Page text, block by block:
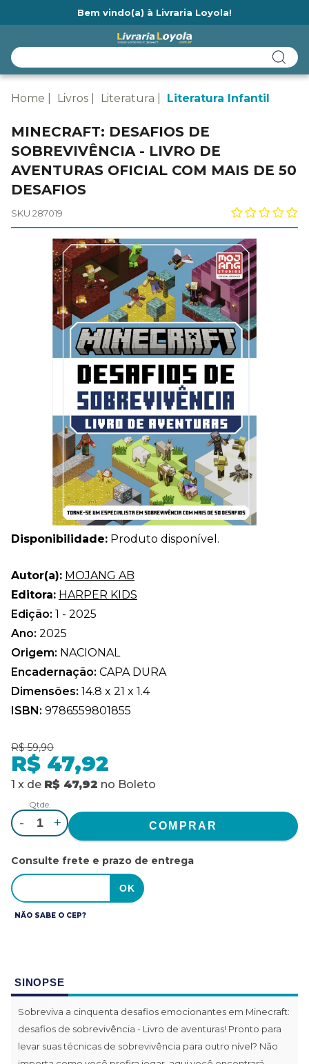
Bem vindo(a) à Livraria Loyola!
Home Livros Literatura Literatura Infantil
MINECRAFT: DESAFIOS DE
SOBREVIVÊNCIA - LIVRO DE
AVENTURAS OFICIAL COM MAIS DE 50
DESAFIOS
SKU 287019
Disponibilidade: Produto disponível.
Autor(a): MOJANG AB
Editora: HARPER KIDS
Edição: 1 - 2025
Ano: 2025
Origem: NACIONAL
Encadernação: CAPA DURA
Dimensões: 14.8 x 21 x 1.4
ISBN: 9786559801855
R$ 59,90
R$ 47,92
1 x de R$ 47,92 no Boleto
Qtde.
- +
Consulte frete e prazo de entrega
NÃO SABE O CEP?
SINOPSE
Sobreviva a cinquenta desafios emocionantes em Minecraft:
desafios de sobrevivência - Livro de aventuras! Pronto para
levar suas técnicas de sobrevivência para outro nível? Não